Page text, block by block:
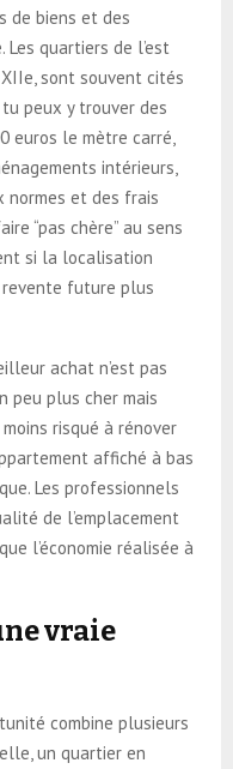
de biens et des
quartiers de l’est
sont souvent cités
peux y trouver des
euros le mètre carré,
intérieurs,
normes et des frais
“pas chère” au sens
si la localisation
future plus
achat n’est pas
peu plus cher mais
risqué à rénover
affiché à bas
Les professionnels
de l’emplacement
l’économie réalisée à
vraie
combine plusieurs
un quartier en